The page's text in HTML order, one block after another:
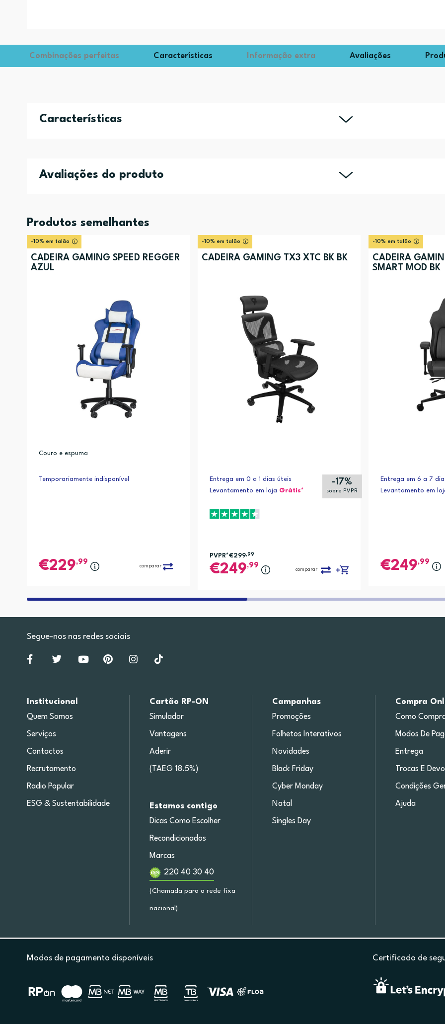
Combinações perfeitas Características Informação extra Avaliações
Características
Avaliações do produto
Produtos semelhantes
-10% em talão
CADEIRA GAMING SPEED REGGER
AZUL
Couro e espuma
Temporariamente indisponível
229,99
comparar
-10% em talão
CADEIRA GAMING TX3 XTC BK BK
Entrega em 0 a 1 dias úteis
Levantamento em loja Grátis*
-17%
sobre PVPR
PVPR*€299,99
249,99
comparar
-10% em talão
CADEIRA
SMART MOD BK
Entrega em 6 a 7
Levantamento em
249,99
Segue-nos nas redes sociais
Institucional
Quem Somos
Serviços
Contactos
Recrutamento
Radio Popular
ESG & Sustentabilidade
Cartão RP-ON
Simulador
Vantagens
Aderir
(TAEG 18.5%)
Estamos contigo
Dicas Como Escolher
Recondicionados
Marcas
220 40 30 40
(Chamada para a rede fixa
nacional)
Campanhas
Promoções
Folhetos Interativos
Novidades
Black Friday
Cyber Monday
Natal
Singles Day
Compra
Como
Modos De
Entrega
Trocas E
Condições
Ajuda
Modos de pagamento disponíveis Certificado de